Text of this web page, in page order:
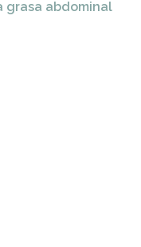
grasa abdominal